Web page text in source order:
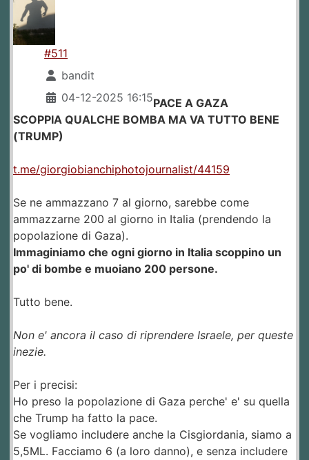
#511
bandit
04-12-2025 16:15PACE A GAZA
SCOPPIA QUALCHE BOMBA MA VA TUTTO BENE
(TRUMP)
t.me/giorgiobianchiphotojournalist/44159
Se ne ammazzano 7 al giorno, sarebbe come
ammazzarne 200 al giorno in Italia (prendendo la
popolazione di Gaza).
Immaginiamo che ogni giorno in Italia scoppino un
po' di bombe e muoiano 200 persone.
Tutto bene.
Non e' ancora il caso di riprendere Israele, per queste
inezie.
Per i precisi:
Ho preso la popolazione di Gaza perche' e' su quella
che Trump ha fatto la pace.
Se vogliamo includere anche la Cisgiordania, siamo a
5,5ML. Facciamo 6 (a loro danno), e senza includere